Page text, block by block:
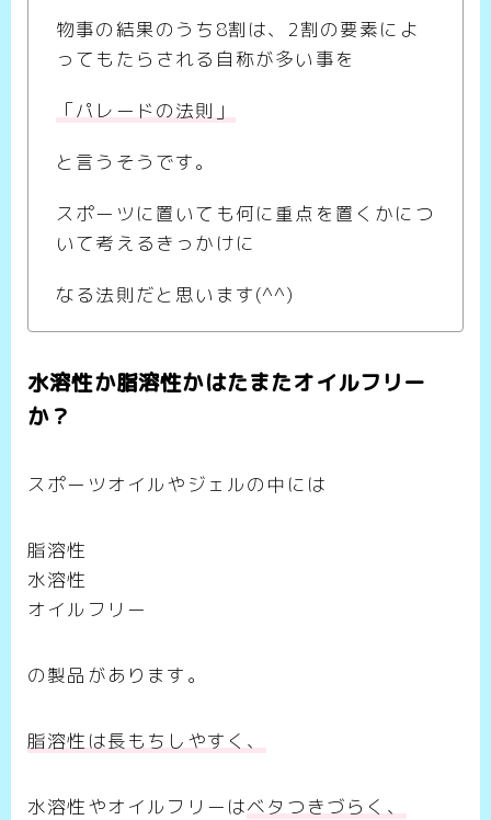
物事の結果のうち8割は、2割の要素によ
ってもたらされる自称が多い事を
「パレードの法則」
と言うそうです。
スポーツに置いても何に重点を置くかにつ
いて考えるきっかけに
なる法則だと思います(^^)
水溶性か脂溶性かはたまたオイルフリー
か？
スポーツオイルやジェルの中には
脂溶性
水溶性
オイルフリー
の製品があります。
脂溶性は長もちしやすく、
水溶性やオイルフリーはベタつきづらく、